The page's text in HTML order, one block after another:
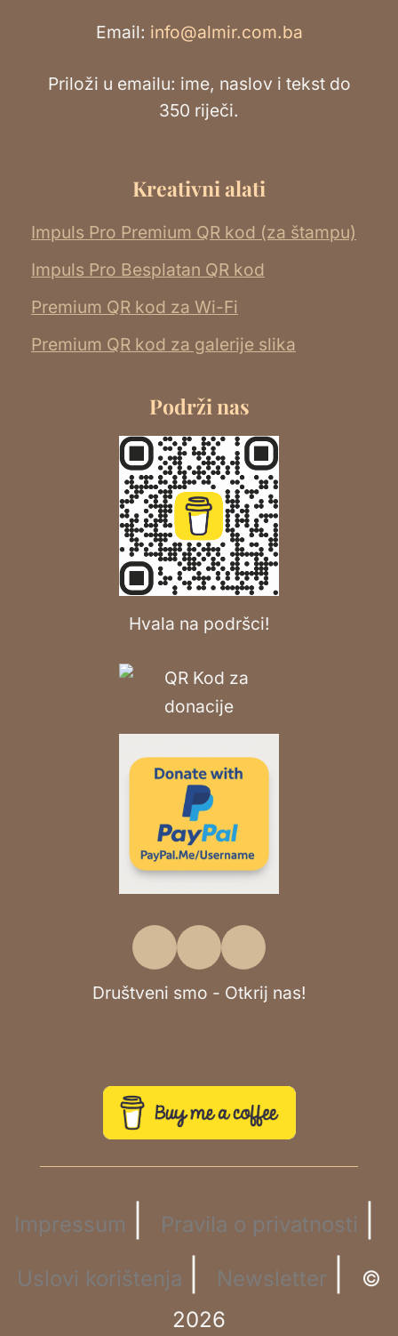
Email: info@almir.com.ba
Priloži u emailu: ime, naslov i tekst do
350 riječi.
Kreativni alati
Impuls Pro Premium QR kod (za štampu)
Impuls Pro Besplatan QR kod
Premium QR kod za Wi-Fi
Premium QR kod za galerije slika
Podrži nas
Hvala na podršci!
Društveni smo - Otkrij nas!
Impressum Pravila o privatnosti
Uslovi korištenja Newsletter
©
2026